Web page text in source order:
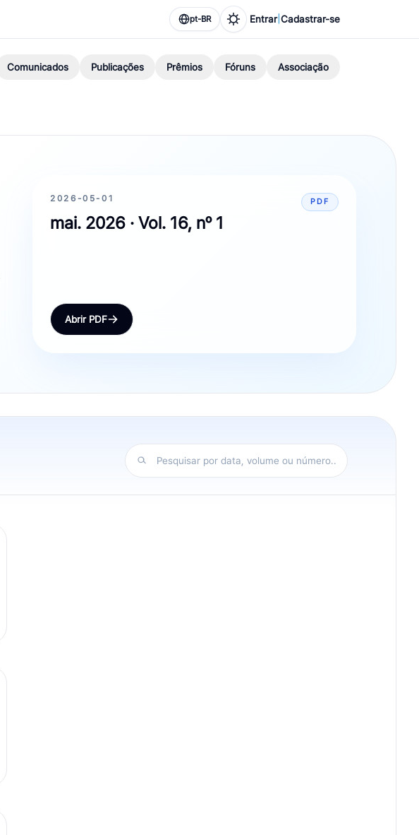
pt-BR Entrar| Cadastrar-se
Comunicados Publicações Prêmios Fóruns Associação
2026-05-01
mai. 2026 · Vol. 16, nº 1
PDF
Abrir PDF
Pesquisar por data, volume ou número...